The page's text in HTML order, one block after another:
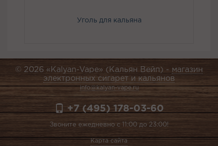
Уголь для кальяна
© 2026 «Kalyan-Vape» (Кальян Вейп) - магазин
электронных сигарет и кальянов
info@kalyan-vape.ru
+7 (495) 178-03-60
Звоните ежедневно с 11:00 до 23:00!
Карта сайта